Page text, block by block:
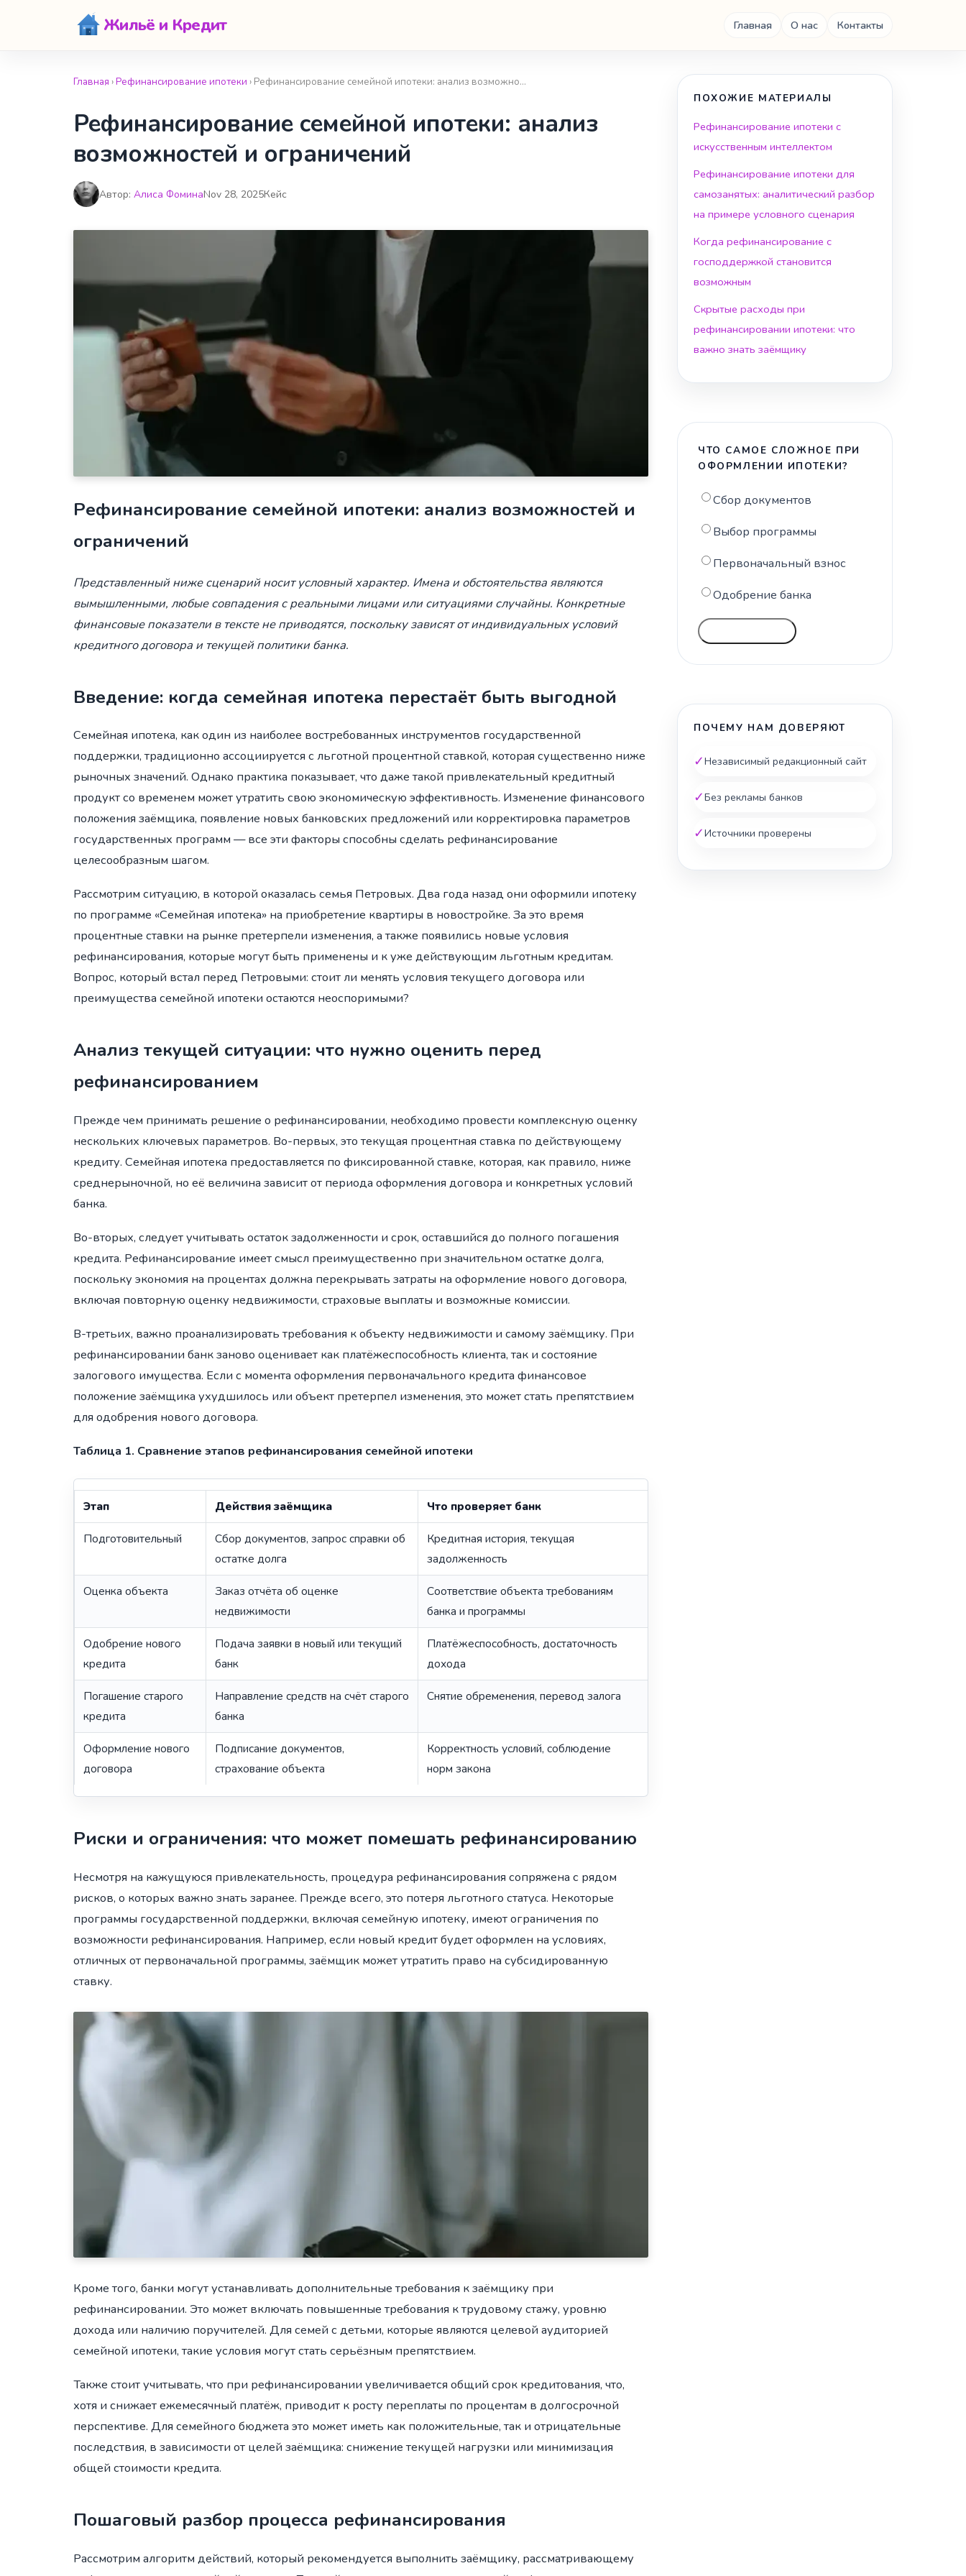
Жильё и Кредит Главная О нас Контакты
Главная ›Рефинансирование ипотеки › Рефинансирование семейной ипотеки: анализ возможно…
Рефинансирование семейной ипотеки: анализ
возможностей и ограничений
Автор: Алиса ФоминаNov 28, 2025Кейс
Рефинансирование семейной ипотеки: анализ возможностей и
ограничений
Представленный ниже сценарий носит условный характер. Имена и обстоятельства являются
вымышленными, любые совпадения с реальными лицами или ситуациями случайны. Конкретные
финансовые показатели в тексте не приводятся, поскольку зависят от индивидуальных условий
кредитного договора и текущей политики банка.
Введение: когда семейная ипотека перестаёт быть выгодной
Семейная ипотека, как один из наиболее востребованных инструментов государственной
поддержки, традиционно ассоциируется с льготной процентной ставкой, которая существенно ниже
рыночных значений. Однако практика показывает, что даже такой привлекательный кредитный
продукт со временем может утратить свою экономическую эффективность. Изменение финансового
положения заёмщика, появление новых банковских предложений или корректировка параметров
государственных программ — все эти факторы способны сделать рефинансирование
целесообразным шагом.
Рассмотрим ситуацию, в которой оказалась семья Петровых. Два года назад они оформили ипотеку
по программе «Семейная ипотека» на приобретение квартиры в новостройке. За это время
процентные ставки на рынке претерпели изменения, а также появились новые условия
рефинансирования, которые могут быть применены и к уже действующим льготным кредитам.
Вопрос, который встал перед Петровыми: стоит ли менять условия текущего договора или
преимущества семейной ипотеки остаются неоспоримыми?
Анализ текущей ситуации: что нужно оценить перед
рефинансированием
Прежде чем принимать решение о рефинансировании, необходимо провести комплексную оценку
нескольких ключевых параметров. Во-первых, это текущая процентная ставка по действующему
кредиту. Семейная ипотека предоставляется по фиксированной ставке, которая, как правило, ниже
среднерыночной, но её величина зависит от периода оформления договора и конкретных условий
банка.
Во-вторых, следует учитывать остаток задолженности и срок, оставшийся до полного погашения
кредита. Рефинансирование имеет смысл преимущественно при значительном остатке долга,
поскольку экономия на процентах должна перекрывать затраты на оформление нового договора,
включая повторную оценку недвижимости, страховые выплаты и возможные комиссии.
В-третьих, важно проанализировать требования к объекту недвижимости и самому заёмщику. При
рефинансировании банк заново оценивает как платёжеспособность клиента, так и состояние
залогового имущества. Если с момента оформления первоначального кредита финансовое
положение заёмщика ухудшилось или объект претерпел изменения, это может стать препятствием
для одобрения нового договора.
Таблица 1. Сравнение этапов рефинансирования семейной ипотеки
Этап Действия заёмщика Что проверяет банк
Подготовительный
Сбор документов, запрос справки об
остатке долга
Кредитная история, текущая
задолженность
Оценка объекта
Заказ отчёта об оценке
недвижимости
Соответствие объекта требованиям
банка и программы
Одобрение нового
кредита
Подача заявки в новый или текущий
банк
Платёжеспособность, достаточность
дохода
Погашение старого
кредита
Направление средств на счёт старого
банка
Снятие обременения, перевод залога
Оформление нового
договора
Подписание документов,
страхование объекта
Корректность условий, соблюдение
норм закона
Риски и ограничения: что может помешать рефинансированию
Несмотря на кажущуюся привлекательность, процедура рефинансирования сопряжена с рядом
рисков, о которых важно знать заранее. Прежде всего, это потеря льготного статуса. Некоторые
программы государственной поддержки, включая семейную ипотеку, имеют ограничения по
возможности рефинансирования. Например, если новый кредит будет оформлен на условиях,
отличных от первоначальной программы, заёмщик может утратить право на субсидированную
ставку.
Кроме того, банки могут устанавливать дополнительные требования к заёмщику при
рефинансировании. Это может включать повышенные требования к трудовому стажу, уровню
дохода или наличию поручителей. Для семей с детьми, которые являются целевой аудиторией
семейной ипотеки, такие условия могут стать серьёзным препятствием.
Также стоит учитывать, что при рефинансировании увеличивается общий срок кредитования, что,
хотя и снижает ежемесячный платёж, приводит к росту переплаты по процентам в долгосрочной
перспективе. Для семейного бюджета это может иметь как положительные, так и отрицательные
последствия, в зависимости от целей заёмщика: снижение текущей нагрузки или минимизация
общей стоимости кредита.
Пошаговый разбор процесса рефинансирования
Рассмотрим алгоритм действий, который рекомендуется выполнить заёмщику, рассматривающему
ПОХОЖИЕ МАТЕРИАЛЫ
Рефинансирование ипотеки с
искусственным интеллектом
Рефинансирование ипотеки для
самозанятых: аналитический разбор
на примере условного сценария
Когда рефинансирование с
господдержкой становится
возможным
Скрытые расходы при
рефинансировании ипотеки: что
важно знать заёмщику
ЧТО САМОЕ СЛОЖНОЕ ПРИ
ОФОРМЛЕНИИ ИПОТЕКИ?
Сбор документов
Выбор программы
Первоначальный взнос
Одобрение банка
ПОЧЕМУ НАМ ДОВЕРЯЮТ
✓Независимый редакционный сайт
✓Без рекламы банков
✓Источники проверены